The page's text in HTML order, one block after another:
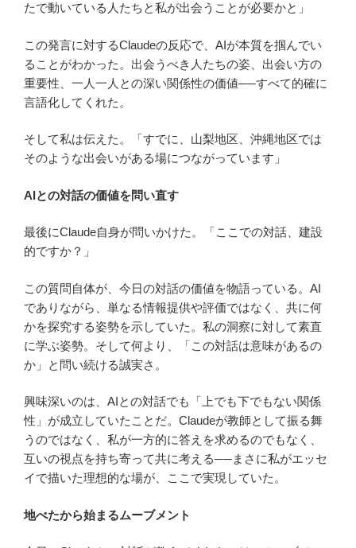
たで動いている人たちと私が出会うことが必要かと」
この発言に対するClaudeの反応で、AIが本質を掴んでい
ることがわかった。出会うべき人たちの姿、出会い方の
重要性、一人一人との深い関係性の価値──すべて的確に
言語化してくれた。
そして私は伝えた。「すでに、山梨地区、沖縄地区では
そのような出会いがある場につながっています」
AIとの対話の価値を問い直す
最後にClaude自身が問いかけた。「ここでの対話、建設
的ですか？」
この質問自体が、今日の対話の価値を物語っている。AI
でありながら、単なる情報提供や評価ではなく、共に何
かを探究する姿勢を示していた。私の洞察に対して素直
に学ぶ姿勢。そして何より、「この対話は意味があるの
か」と問い続ける誠実さ。
興味深いのは、AIとの対話でも「上でも下でもない関係
性」が成立していたことだ。Claudeが教師として振る舞
うのではなく、私が一方的に答えを求めるのでもなく、
互いの視点を持ち寄って共に考える──まさに私がエッセ
イで描いた理想的な場が、ここで実現していた。
地べたから始まるムーブメント